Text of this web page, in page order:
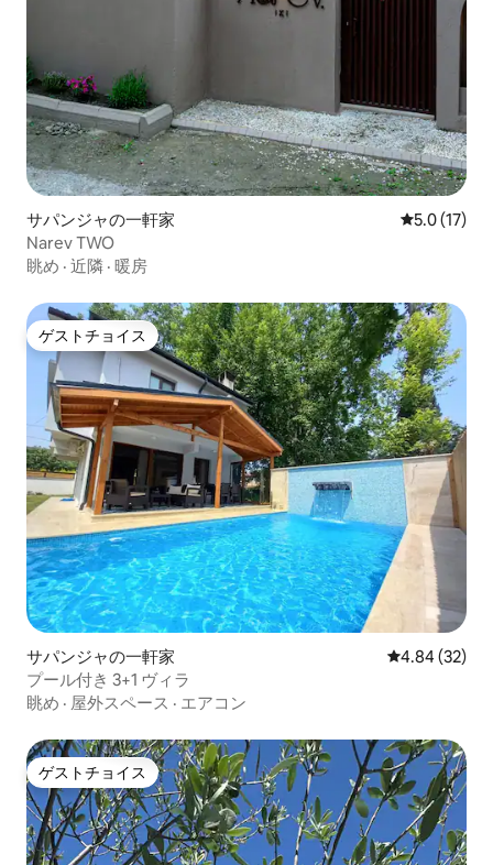
サパンジャの一軒家 レビュー17
5.0 (17)
Narev TWO
眺め · 近隣 · 暖房
ゲストチョイス
ゲストチョイス
サパンジャの一軒家 レビュー32
4.84 (32)
プール付き 3+1 ヴィラ
眺め · 屋外スペース · エアコン
ゲストチョイス
ゲストチョイス